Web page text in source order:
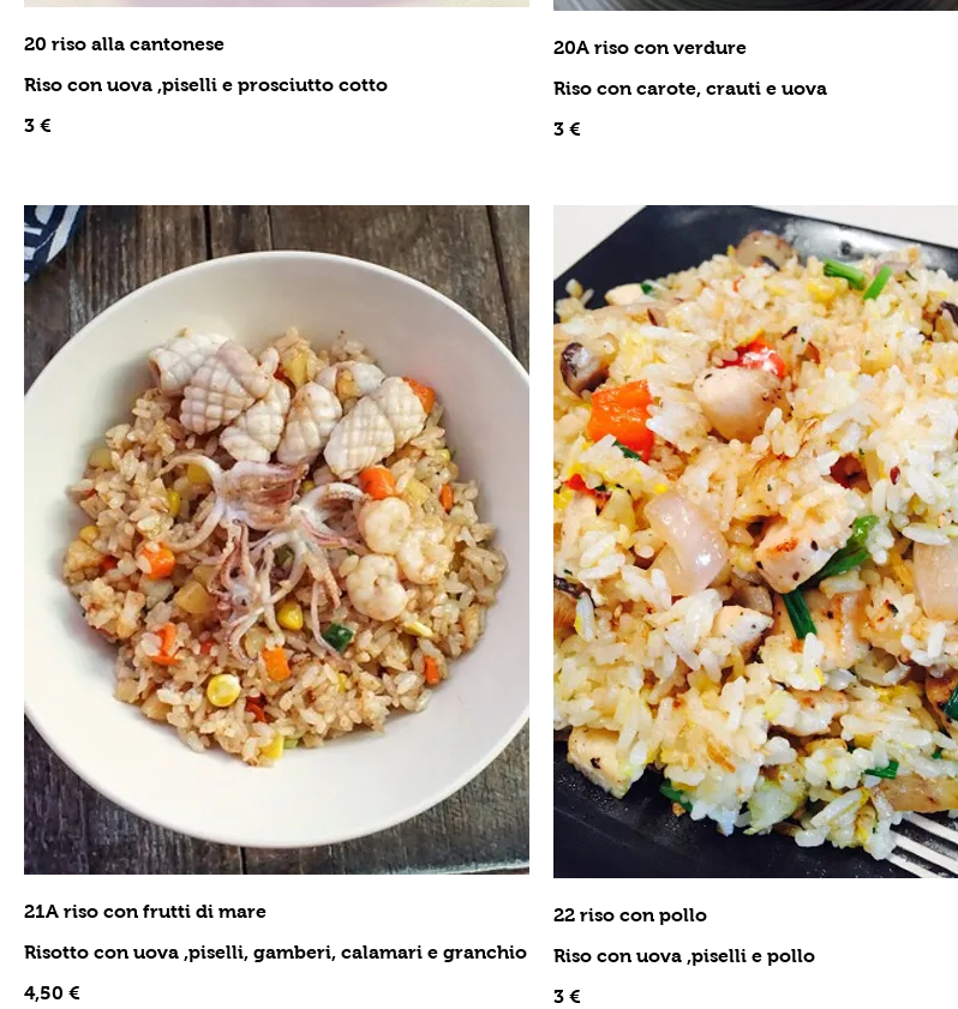
20 riso alla cantonese
Riso con uova ,piselli e prosciutto cotto
3 €
20A riso con verdure
Riso con carote, crauti e uova
3 €
21A riso con frutti di mare
Risotto con uova ,piselli, gamberi, calamari e granchio
4,50 €
22 riso con pollo
Riso con uova ,piselli e pollo
3 €